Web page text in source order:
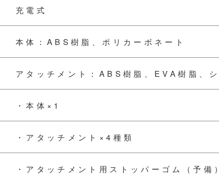
充電式
本体：ABS樹脂、ポリカーボネート
アタッチメント：ABS樹脂、EVA樹脂、
・本体×1
・アタッチメント×4種類
・アタッチメント用ストッパーゴム（予